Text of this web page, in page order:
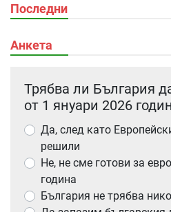
Последни
Анкета
Трябва ли България
от 1 януари 2026
Да, след като
решили
Не, не сме готови за
година
България не трябва